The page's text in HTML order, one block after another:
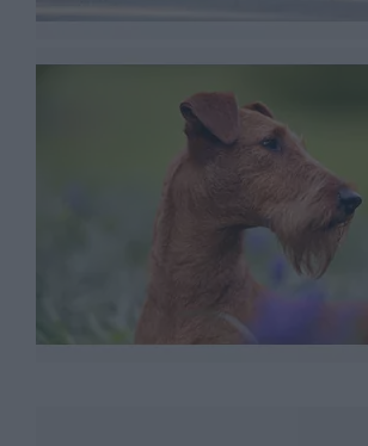
Jak każdy terier, także terier
opiekun powinien być sportowcem
gdyż terier irlandzki prawidłowo
Terier irlandzki uwielbia ruch i
samemu w domu. Może mieszkać
ze smyczy w miejscach
Terier irlandzki to wspaniały pies
będzie dobrze dogadywał się z
psa, gdyż źle ułożony terier